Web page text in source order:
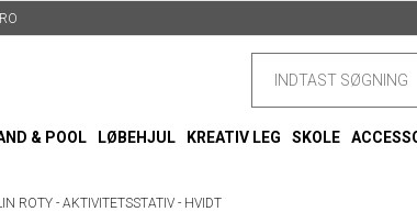
& POOL LØBEHJUL KREATIV LEG SKOLE
ROTY - AKTIVITETSSTATIV - HVIDT